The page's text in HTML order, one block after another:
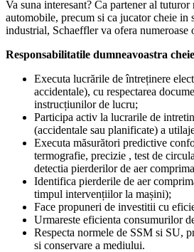
Va suna interesant? Ca partener al
automobile, precum si ca jucator cheie in
industrial, Schaeffler va ofera numeroase
Responsabilitatile dumneavoastra cheie
Executa lucrările de întreținere
accidentale), cu respectarea
instrucțiunilor de lucru;
Participa activ la lucrarile de
(accidentale sau planificate) a
Executa măsurători predictive
termografie, precizie , test de
detectia pierderilor de aer
Identifica pierderile de aer
timpul intervențiilor la mașini);
Face propuneri de investitii cu
Urmareste eficienta consumurilor
Respecta normele de SSM si SU,
si conservare a mediului.